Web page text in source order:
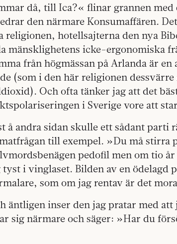
då, till Ica?« flinar grannen
den närmare Konsumaffären.
religionen, hotell­sajterna den nya
mänsklighetens icke-ergonomiska
från hög­mässan på Arlanda är
(som i den här religionen
Och ofta tänker jag att det
i Sverige vore att
å andra sidan skulle ett sådant parti
till exempel. »Du må stirra
pedofil men om tio
tyst i vinglaset. Bilden av en ödelagd
som om jag rentav är det
äntligen inser den jag pratar med
sig närmare och säger: »Har du